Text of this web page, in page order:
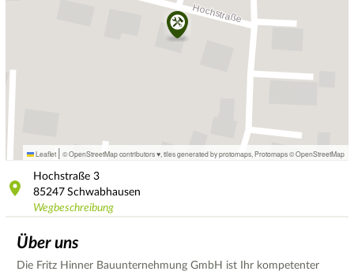
Leaflet | © OpenStreetMap contributors ♥, tiles generated by protomaps Protomaps©OpenStreetMap
Hochstraße 3
85247 Schwabhausen
Wegbeschreibung
Über uns
Die Fritz Hinner Bauunternehmung GmbH ist Ihr kompetenter